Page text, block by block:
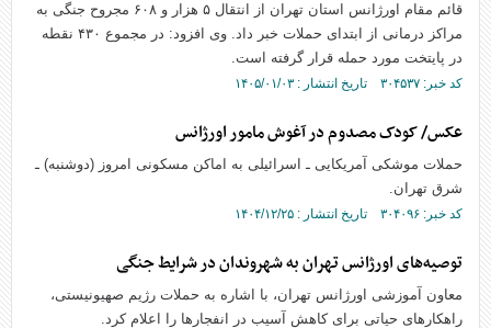
قائم مقام اورژانس استان تهران از انتقال ۵ هزار و ۶۰۸ مجروح جنگی به
مراکز درمانی از ابتدای حملات خبر داد. وی افزود: در مجموع ۴۳۰ نقطه
در پایتخت مورد حمله قرار گرفته است.
کد خبر: ۳۰۴۵۳۷ تاریخ انتشار : ۱۴۰۵/۰۱/۰۳
عکس/ کودک مصدوم در آغوش مامور اورژانس
حملات موشکی آمریکایی ـ اسرائیلی به اماکن مسکونی امروز (دوشنبه) ـ
شرق تهران.
کد خبر: ۳۰۴۰۹۶ تاریخ انتشار : ۱۴۰۴/۱۲/۲۵
توصیه‌های اورژانس تهران به شهروندان در شرایط جنگی
معاون آموزشی اورژانس تهران، با اشاره به حملات رژیم صهیونیستی،
راهکارهای حیاتی برای کاهش آسیب در انفجارها را اعلام کرد.